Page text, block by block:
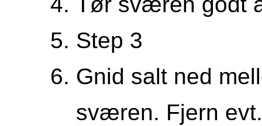
Step 3
Gnid salt ned
sværen. Fjern